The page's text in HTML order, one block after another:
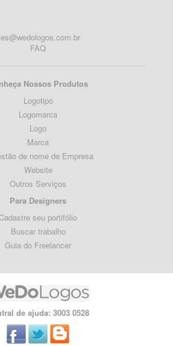
FAQ
Nossos Produtos
Logotipo
Logomarca
Logo
Marca
de nome de Empresa
Website
Outros Serviços
Para Designers
seu portifólio
Buscar trabalho
Guia do Freelancer
de ajuda: 3003 0528